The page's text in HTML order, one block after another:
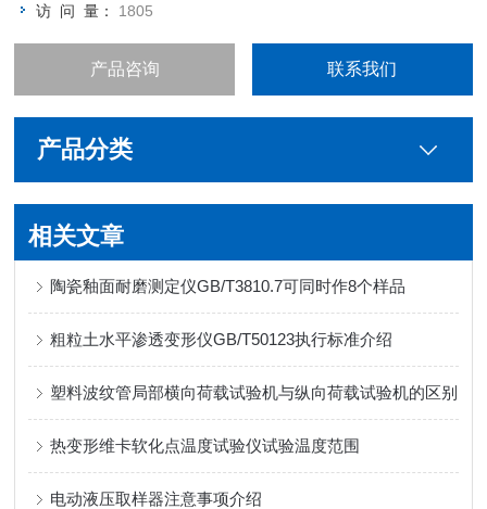
访 问 量： 1805
产品咨询 联系我们
产品分类
相关文章
陶瓷釉面耐磨测定仪GB/T3810.7可同时作8个样品
粗粒土水平渗透变形仪GB/T50123执行标准介绍
塑料波纹管局部横向荷载试验机与纵向荷载试验机的区别
热变形维卡软化点温度试验仪试验温度范围
电动液压取样器注意事项介绍